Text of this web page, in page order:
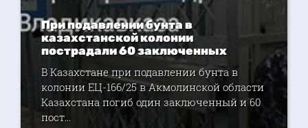
При подавлении бунта в
казахстанской колонии
пострадали 60 заключенных
В Казахстане при подавлении бунта в
колонии ЕЦ-166/25 в Акмолинской области
Казахстана погиб один заключенный и 60
пост...